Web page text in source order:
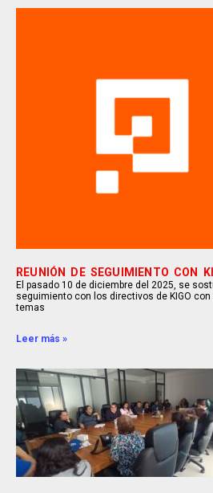
REUNIÓN DE SEGUIMIENTO CON
El pasado 10 de diciembre del 2025, se
seguimiento con los directivos de KIGO
temas
Leer más »